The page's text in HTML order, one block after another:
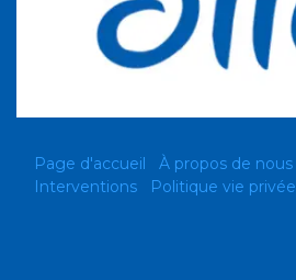
Page d'accueil À propos de nous
Interventions
Politique vie privée